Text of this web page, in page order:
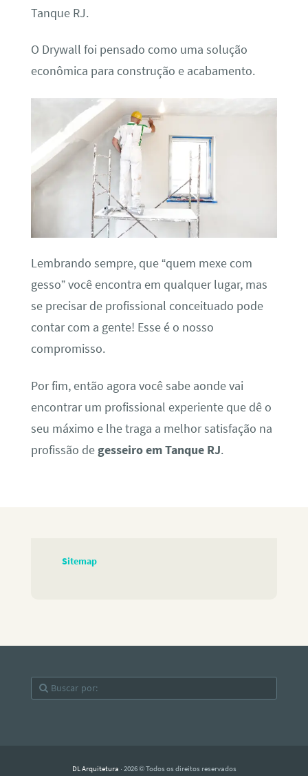
Tanque RJ.
O Drywall foi pensado como uma solução
econômica para construção e acabamento.
Lembrando sempre, que “quem mexe com
gesso” você encontra em qualquer lugar, mas
se precisar de profissional conceituado pode
contar com a gente! Esse é o nosso
compromisso.
Por fim, então agora você sabe aonde vai
encontrar um profissional experiente que dê o
seu máximo e lhe traga a melhor satisfação na
profissão de gesseiro em Tanque RJ.
Sitemap
DL Arquitetura · 2026 © Todos os direitos reservados